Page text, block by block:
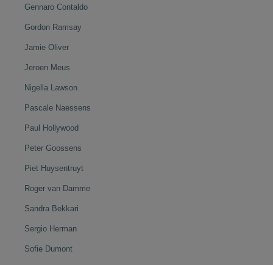
Gennaro Contaldo
Gordon Ramsay
Jamie Oliver
Jeroen Meus
Nigella Lawson
Pascale Naessens
Paul Hollywood
Peter Goossens
Piet Huysentruyt
Roger van Damme
Sandra Bekkari
Sergio Herman
Sofie Dumont